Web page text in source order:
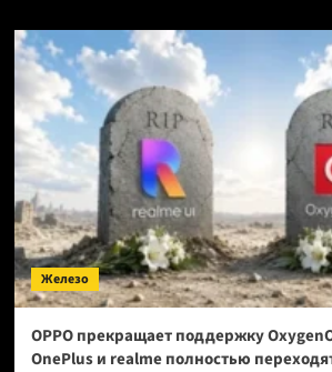
Железо
OPPO прекращает поддержку
OnePlus и realme полностью